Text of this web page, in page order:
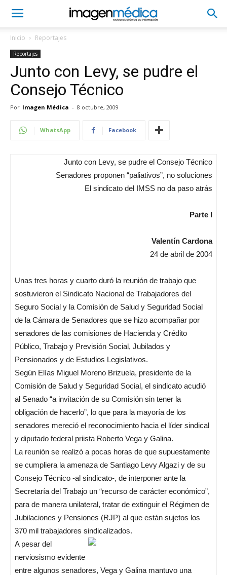
Inicio Reportajes
Reportajes
Junto con Levy, se pudre el
Consejo Técnico
Por Imagen Médica - 8 octubre, 2009
WhatsApp Facebook
Junto con Levy, se pudre el Consejo Técnico
Senadores proponen “paliativos”, no soluciones
El sindicato del IMSS no da paso atrás
Parte I
Valentín Cardona
24 de abril de 2004
Unas tres horas y cuarto duró la reunión de trabajo que
sostuvieron el Sindicato Nacional de Trabajadores del
Seguro Social y la Comisión de Salud y Seguridad Social
de la Cámara de Senadores que se hizo acompañar por
senadores de las comisiones de Hacienda y Crédito
Público, Trabajo y Previsión Social, Jubilados y
Pensionados y de Estudios Legislativos.
Según Elías Miguel Moreno Brizuela, presidente de la
Comisión de Salud y Seguridad Social, el sindicato acudió
al Senado “a invitación de su Comisión sin tener la
obligación de hacerlo”, lo que para la mayoría de los
senadores mereció el reconocimiento hacia el líder sindical
y diputado federal priista Roberto Vega y Galina.
La reunión se realizó a pocas horas de que supuestamente
se cumpliera la amenaza de Santiago Levy Algazi y de su
Consejo Técnico -al sindicato-, de interponer ante la
Secretaría del Trabajo un “recurso de carácter económico”,
para de manera unilateral, tratar de extinguir el Régimen de
Jubilaciones y Pensiones (RJP) al que están sujetos los
370 mil trabajadores sindicalizados.
A pesar del
nerviosismo evidente
entre algunos senadores, Vega y Galina mantuvo una